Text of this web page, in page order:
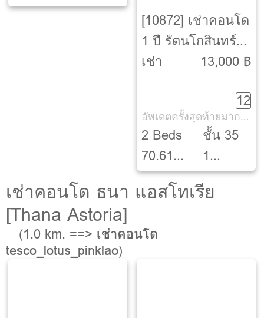
ตรม.
[10872] เช่าคอนโด
1 ปี รัตนโกสินทร์
ไอส์แลนด์
เช่า
13,000 ฿
12
อัพเดตครั้งสุดท้ายมากกว่า 30 วัน
2 Beds
70.61
ตรม.
ชั้น 35
1
ห้องน้ำ
เช่าคอนโด ธนา แอสโทเรีย
[Thana Astoria]
(1.0 km. ==> เช่าคอนโด
tesco_lotus_pinklao)